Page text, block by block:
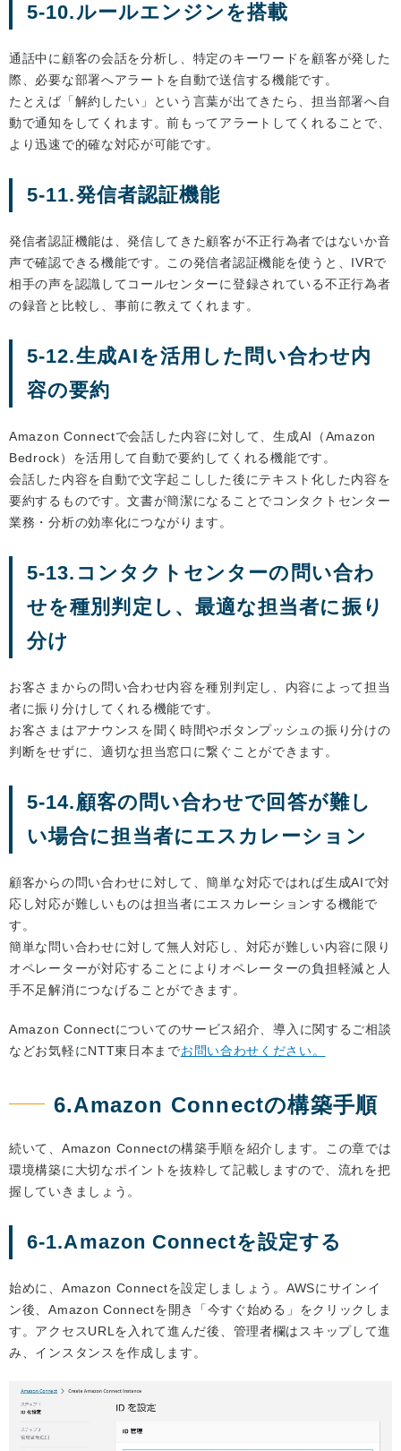
5-10.ルールエンジンを搭載
通話中に顧客の会話を分析し、特定のキーワードを顧客が発した
際、必要な部署へアラートを自動で送信する機能です。
たとえば「解約したい」という言葉が出てきたら、担当部署へ自
動で通知をしてくれます。前もってアラートしてくれることで、
より迅速で的確な対応が可能です。
5-11.発信者認証機能
発信者認証機能は、発信してきた顧客が不正行為者ではないか音
声で確認できる機能です。この発信者認証機能を使うと、IVRで
相手の声を認識してコールセンターに登録されている不正行為者
の録音と比較し、事前に教えてくれます。
5-12.生成AIを活用した問い合わせ内
容の要約
Amazon Connectで会話した内容に対して、生成AI（Amazon
Bedrock）を活用して自動で要約してくれる機能です。
会話した内容を自動で文字起こしした後にテキスト化した内容を
要約するものです。文書が簡潔になることでコンタクトセンター
業務・分析の効率化につながります。
5-13.コンタクトセンターの問い合わ
せを種別判定し、最適な担当者に振り
分け
お客さまからの問い合わせ内容を種別判定し、内容によって担当
者に振り分けしてくれる機能です。
お客さまはアナウンスを聞く時間やボタンプッシュの振り分けの
判断をせずに、適切な担当窓口に繋ぐことができます。
5-14.顧客の問い合わせで回答が難し
い場合に担当者にエスカレーション
顧客からの問い合わせに対して、簡単な対応ではれば生成AIで対
応し対応が難しいものは担当者にエスカレーションする機能で
す。
簡単な問い合わせに対して無人対応し、対応が難しい内容に限り
オペレーターが対応することによりオペレーターの負担軽減と人
手不足解消につなげることができます。
Amazon Connectについてのサービス紹介、導入に関するご相談
などお気軽にNTT東日本までお問い合わせください。
6.Amazon Connectの構築手順
続いて、Amazon Connectの構築手順を紹介します。この章では
環境構築に大切なポイントを抜粋して記載しますので、流れを把
握していきましょう。
6-1.Amazon Connectを設定する
始めに、Amazon Connectを設定しましょう。AWSにサインイ
ン後、Amazon Connectを開き「今すぐ始める」をクリックしま
す。アクセスURLを入れて進んだ後、管理者欄はスキップして進
み、インスタンスを作成します。